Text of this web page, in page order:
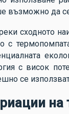
възможно да се
сходното
с
с висок
се
на